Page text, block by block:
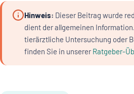
Hinweis: Dieser Beitrag wurde
dient der allgemeinen
tierärztliche Untersuchung oder
finden Sie in unserer Ratgeber-